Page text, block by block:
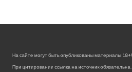
На сайте могут быть опубликованы материалы 18+!
При цитировании ссылка на источник обязательна.